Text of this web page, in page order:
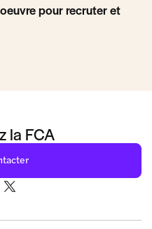
pour recruter et
la FCA